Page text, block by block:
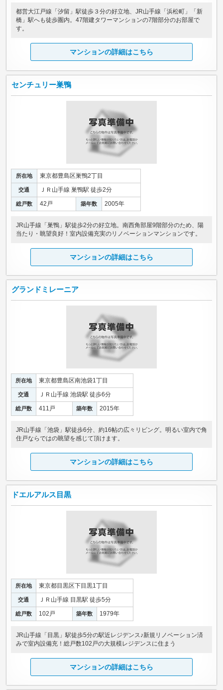
都営大江戸線「汐留」駅徒歩３分の好立地、JR山手線「浜松町」「新
橋」駅へも徒歩圏内。47階建タワーマンションの7階部分のお部屋で
す。
マンションの詳細はこちら
センチュリー巣鴨
所在地 東京都豊島区巣鴨2丁目
交通 ＪＲ山手線 巣鴨駅 徒歩2分
総戸数 42戸 築年数 2005年
JR山手線「巣鴨」駅徒歩2分の好立地。南西角部屋9階部分のため、陽
当たり・眺望良好！室内設備充実のリノベーションマンションです。
マンションの詳細はこちら
グランドミレーニア
所在地 東京都豊島区南池袋1丁目
交通 ＪＲ山手線 池袋駅 徒歩6分
総戸数 411戸 築年数 2015年
JR山手線「池袋」駅徒歩6分、約16帖の広々リビング。明るい室内で角
住戸ならではの眺望を感じて頂けます。
マンションの詳細はこちら
ドエルアルス目黒
所在地 東京都目黒区下目黒1丁目
交通 ＪＲ山手線 目黒駅 徒歩5分
総戸数 102戸 築年数 1979年
JR山手線「目黒」駅徒歩5分の駅近レジデンス♪新規リノベーション済
みで室内設備充！総戸数102戸の大規模レジデンスに住まう
マンションの詳細はこちら